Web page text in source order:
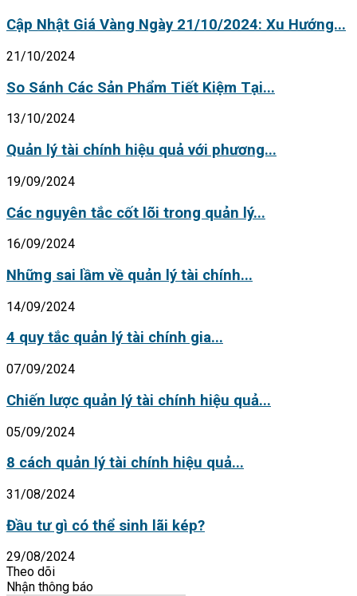
Cập Nhật Giá Vàng Ngày 21/10/2024: Xu Hướng...
21/10/2024
So Sánh Các Sản Phẩm Tiết Kiệm Tại...
13/10/2024
Quản lý tài chính hiệu quả với phương...
19/09/2024
Các nguyên tắc cốt lõi trong quản lý...
16/09/2024
Những sai lầm về quản lý tài chính...
14/09/2024
4 quy tắc quản lý tài chính gia...
07/09/2024
Chiến lược quản lý tài chính hiệu quả...
05/09/2024
8 cách quản lý tài chính hiệu quả...
31/08/2024
Đầu tư gì có thể sinh lãi kép?
29/08/2024
Theo dõi
Nhận thông báo